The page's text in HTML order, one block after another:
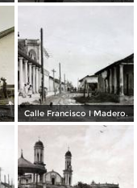
Calle Francisco I Madero.